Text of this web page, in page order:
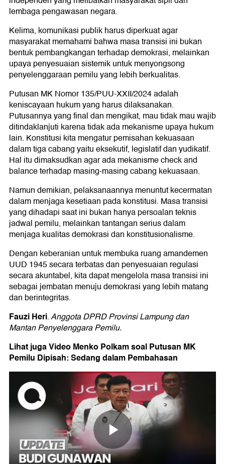
lembaga pengawasan negara.
Kelima, komunikasi publik harus diperkuat agar
masyarakat memahami bahwa masa transisi ini bukan
bentuk pembangkangan terhadap demokrasi, melainkan
upaya penyesuaian sistemik untuk menyongsong
penyelenggaraan pemilu yang lebih berkualitas.
Putusan MK Nomor 135/PUU-XXII/2024 adalah
keniscayaan hukum yang harus dilaksanakan.
Putusannya yang final dan mengikat, mau tidak mau wajib
ditindaklanjuti karena tidak ada mekanisme upaya hukum
lain. Konstitusi kita mengatur pemisahan kekuasaan
dalam tiga cabang yaitu eksekutif, legislatif dan yudikatif.
Hal itu dimaksudkan agar ada mekanisme check and
balance terhadap masing-masing cabang kekuasaan.
Namun demikian, pelaksanaannya menuntut kecermatan
dalam menjaga kesetiaan pada konstitusi. Masa transisi
yang dihadapi saat ini bukan hanya persoalan teknis
jadwal pemilu, melainkan tantangan serius dalam
menjaga kualitas demokrasi dan konstitusionalisme.
Dengan keberanian untuk membuka ruang amandemen
UUD 1945 secara terbatas dan penyesuaian regulasi
secara akuntabel, kita dapat mengelola masa transisi ini
sebagai jembatan menuju demokrasi yang lebih matang
dan berintegritas.
Fauzi Heri.Anggota DPRD Provinsi Lampung dan
Mantan Penyelenggara Pemilu.
Lihat juga Video Menko Polkam soal Putusan MK
Pemilu Dipisah: Sedang dalam Pembahasan